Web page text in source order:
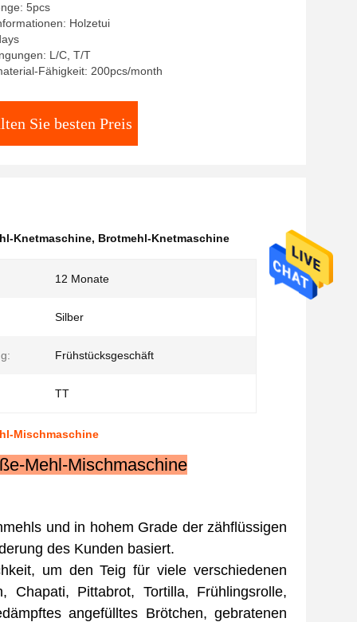
5pcs
Holzetui
L/C, T/T
Fähigkeit: 200pcs/month
Sie besten Preis
Knetmaschine, Brotmehl-Knetmaschine
12 Monate
Silber
Frühstücksgeschäft
TT
Mischmaschine
Mehl-Mischmaschine
und in hohem Grade der zähflüssigen
des Kunden basiert.
um den Teig für viele verschiedenen
Pittabrot, Tortilla, Frühlingsrolle,
angefülltes Brötchen, gebratenen